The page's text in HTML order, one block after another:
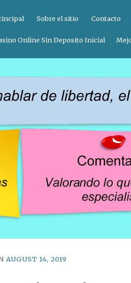
Sobre el sitio Contacto
Online Sin Deposito Inicial
AUGUST 14, 2019